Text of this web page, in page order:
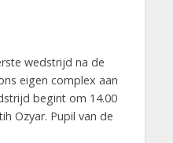
wedstrijd na de
eigen complex aan
begint om 14.00
Ozyar. Pupil van de